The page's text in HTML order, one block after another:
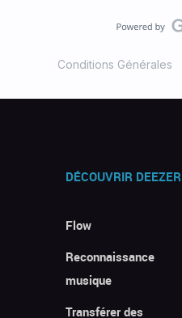
Conditions Générales
DÉCOUVRIR DEEZER
Flow
Reconnaissance
musique
Transférer des